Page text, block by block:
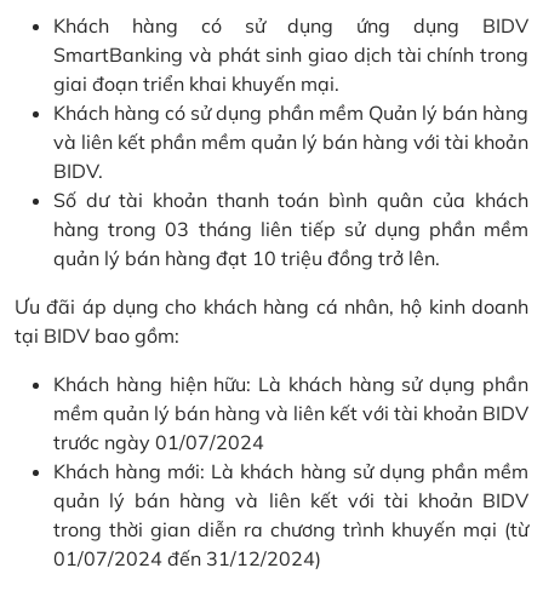
Khách hàng có sử dụng ứng dụng BIDV
SmartBanking và phát sinh giao dịch tài chính trong
giai đoạn triển khai khuyến mại.
Khách hàng có sử dụng phần mềm Quản lý bán hàng
và liên kết phần mềm quản lý bán hàng với tài khoản
BIDV.
Số dư tài khoản thanh toán bình quân của khách
hàng trong 03 tháng liên tiếp sử dụng phần mềm
quản lý bán hàng đạt 10 triệu đồng trở lên.
Ưu đãi áp dụng cho khách hàng cá nhân, hộ kinh doanh
tại BIDV bao gồm:
Khách hàng hiện hữu: Là khách hàng sử dụng phần
mềm quản lý bán hàng và liên kết với tài khoản BIDV
trước ngày 01/07/2024
Khách hàng mới: Là khách hàng sử dụng phần mềm
quản lý bán hàng và liên kết với tài khoản BIDV
trong thời gian diễn ra chương trình khuyến mại (từ
01/07/2024 đến 31/12/2024)